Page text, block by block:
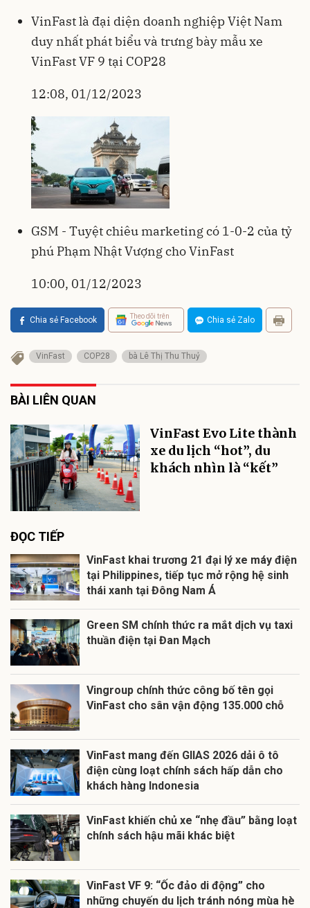
VinFast là đại diện doanh nghiệp Việt Nam
duy nhất phát biểu và trưng bày mẫu xe
VinFast VF 9 tại COP28
12:08, 01/12/2023
GSM - Tuyệt chiêu marketing có 1-0-2 của tỷ
phú Phạm Nhật Vượng cho VinFast
10:00, 01/12/2023
Chia sẻ Facebook Theo dõi trên Chia sẻ Zalo
VinFast COP28 bà Lê Thị Thu Thuỷ
BÀI LIÊN QUAN
VinFast Evo Lite thành
xe du lịch “hot”, du
khách nhìn là “kết”
ĐỌC TIẾP
VinFast khai trương 21 đại lý xe máy điện
tại Philippines, tiếp tục mở rộng hệ sinh
thái xanh tại Đông Nam Á
Green SM chính thức ra mắt dịch vụ taxi
thuần điện tại Đan Mạch
Vingroup chính thức công bố tên gọi
VinFast cho sân vận động 135.000 chỗ
VinFast mang đến GIIAS 2026 dải ô tô
điện cùng loạt chính sách hấp dẫn cho
khách hàng Indonesia
VinFast khiến chủ xe “nhẹ đầu” bằng loạt
chính sách hậu mãi khác biệt
VinFast VF 9: “Ốc đảo di động” cho
những chuyến du lịch tránh nóng mùa hè